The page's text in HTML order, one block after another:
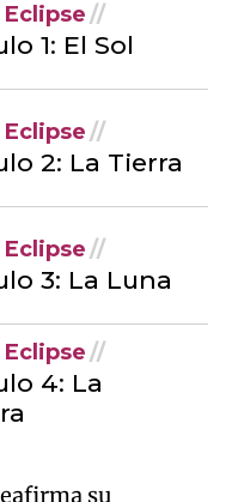
1: El Sol
2: La Tierra
3: La Luna
4: La
su